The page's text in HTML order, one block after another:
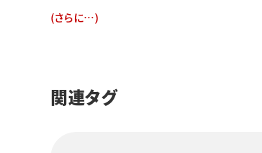
(さらに…)
関連タグ